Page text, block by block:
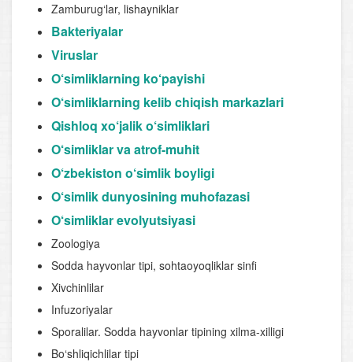
Zamburug‘lar, lishayniklar
Bakteriyalar
Viruslar
O‘simliklarning ko‘payishi
O‘simliklarning kelib chiqish markazlari
Qishloq xo‘jalik o‘simliklari
O‘simliklar va atrof-muhit
O‘zbekiston o‘simlik boyligi
O‘simlik dunyosining muhofazasi
O‘simliklar evolyutsiyasi
Zoologiya
Sodda hayvonlar tipi, sohtaoyoqliklar sinfi
Xivchinlilar
Infuzoriyalar
Sporalilar. Sodda hayvonlar tipining xilma-xilligi
Bo‘shliqichlilar tipi